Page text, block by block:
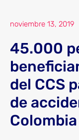
noviembre 13, 2019
45.000
del CCS
de
Colombia